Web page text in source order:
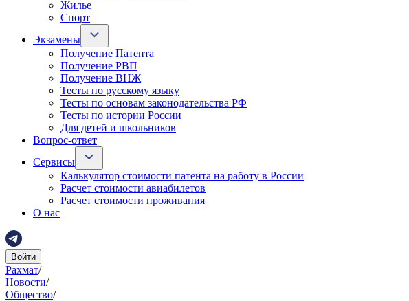
Жилье
Спорт
Экзамены
Получение Патента
Получение РВП
Получение ВНЖ
Тесты по русскому языку
Тесты по основам законодательства РФ
Тесты по истории России
Для детей и школьников
Вопрос-ответ
Сервисы
Калькулятор стоимости патента на работу в России
Расчет стоимости авиабилетов
Расчет стоимости проживания
О нас
Войти
Рахмат/
Новости/
Общество/